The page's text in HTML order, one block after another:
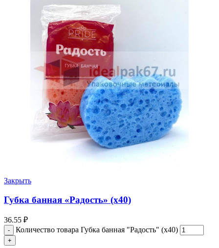
Закрыть
Губка банная «Радость» (х40)
36.55 ₽
Количество товара Губка банная "Радость" (х40)